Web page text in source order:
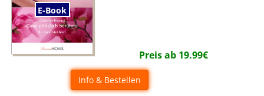
E-Book
Preis ab 19.99€
Info & Bestellen